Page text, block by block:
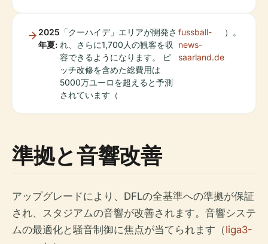
2025
年夏:
「クーハイデ」エリアが開発さ
れ、さらに1,700人の観客を収
容できるようになります。 ピ
ッチ改修を含めた総費用は
5000万ユーロを超えると予測
されています（
fussball-
news-
saarland.de
）。
準拠と音響改善
アップグレードにより、DFLの全基準への準拠が保証
され、スタジアムの音響が改善されます。音響システ
ムの最適化と騒音制御に焦点が当てられます（liga3-